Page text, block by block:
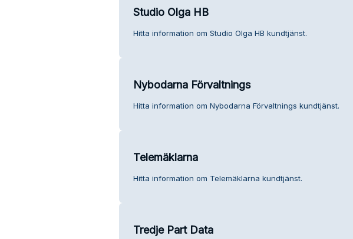
Studio Olga HB
Hitta information om Studio Olga HB kundtjänst.
Nybodarna Förvaltnings
Hitta information om Nybodarna Förvaltnings kundtjänst.
Telemäklarna
Hitta information om Telemäklarna kundtjänst.
Tredje Part Data